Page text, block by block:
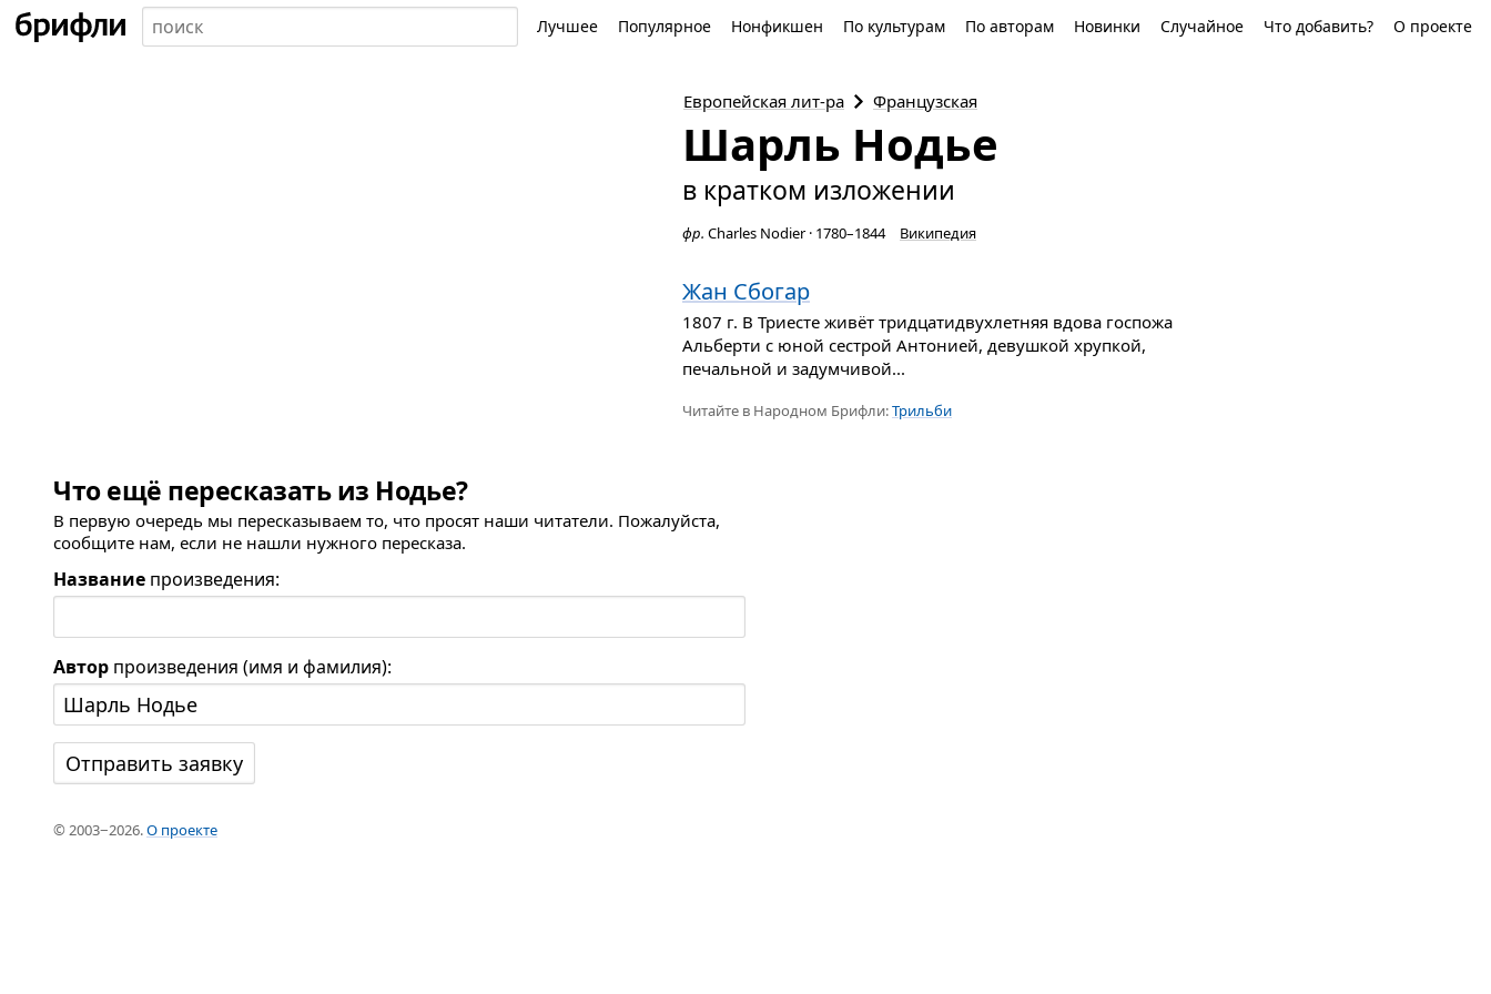
Лучшее Популярное Нонфикшен По культурам По авторам Новинки Случайное Что добавить? О проекте
Европейская лит-ра Французская
Шарль Нодье
в кратком изложении
фр. Charles Nodier· 1780–1844 Википедия
Жан Сбогар
1807 г. В Триесте живёт тридцатидвухлетняя вдова госпожа
Альберти с юной сестрой Антонией, девушкой хрупкой,
печальной и задумчивой...
Читайте в Народном Брифли:Трильби
Что ещё пересказать из Нодье?
В первую очередь мы пересказываем то, что просят наши читатели. Пожалуйста,
сообщите нам, если не нашли нужного пересказа.
Название произведения:
Автор произведения (имя и фамилия):
© 2003−2026.О проекте